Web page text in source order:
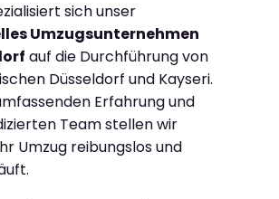
sich unser
Umzugsunternehmen
auf die Durchführung von
Düsseldorf und Kayseri.
Erfahrung und
Team stellen wir
Umzug reibungslos und